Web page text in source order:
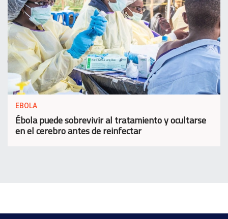
EBOLA
Ébola puede sobrevivir al tratamiento y ocultarse
en el cerebro antes de reinfectar